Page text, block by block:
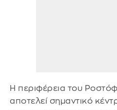
Η περιφέρεια του
αποτελεί σημαντικό